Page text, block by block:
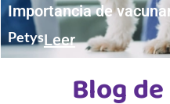
Importancia de
PetysLeer
Blog